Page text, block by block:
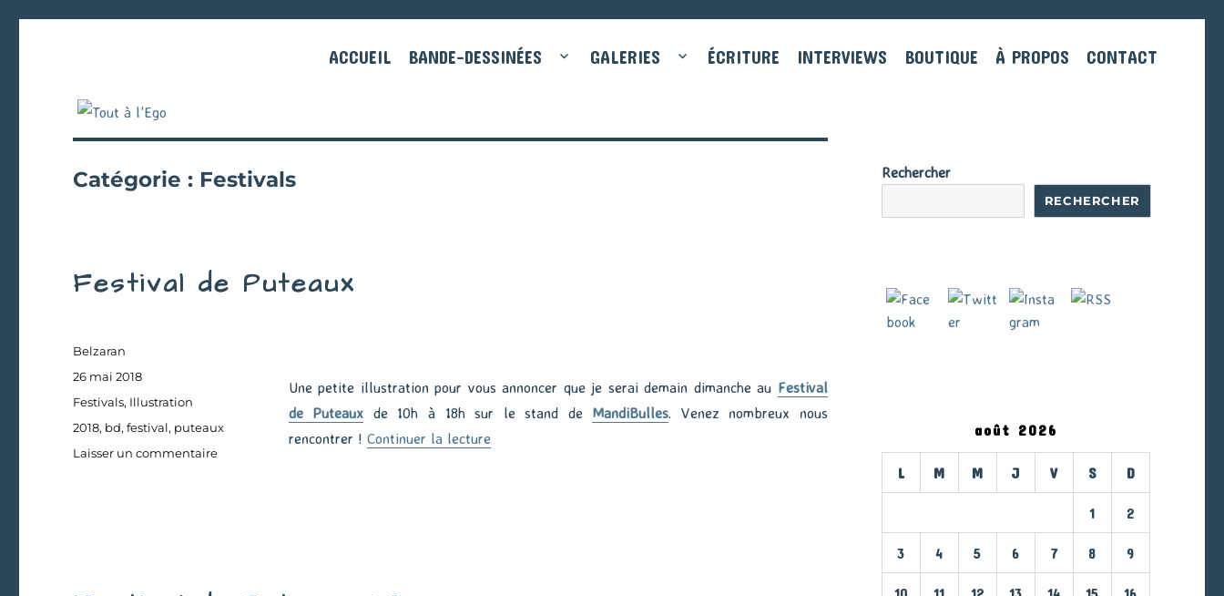
ACCUEIL BANDE-DESSINÉES GALERIES ÉCRITURE INTERVIEWS BOUTIQUE À PROPOS CONTACT
Catégorie : Festivals
Festival de Puteaux
Une petite illustration pour vous annoncer que je serai demain dimanche au Festival
de Puteaux de 10h à 18h sur le stand de MandiBulles. Venez nombreux nous
rencontrer ! Continuer la lecturede « Festival de Puteaux »
Auteur
Belzaran
Publié
le
26 mai 2018
Catégories
Festivals, Illustration
Étiquettes
2018, bd,festival, puteaux
Laisser un commentairesur
Rechercher
RECHERCHER
août 2026
L M M J V S D
1 2
3 4 5 6 7 8 9